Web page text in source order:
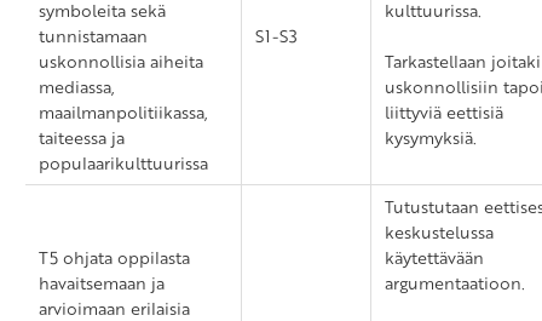
symboleita sekä
tunnistamaan
uskonnollisia aiheita
mediassa,
maailmanpolitiikassa,
taiteessa ja
populaarikulttuurissa
S1-S3
kulttuurissa.
Tarkastellaan
uskonnollisiin
liittyviä eettisiä
kysymyksiä.
T5 ohjata oppilasta
havaitsemaan ja
arvioimaan erilaisia
Tutustutaan
keskustelussa
käytettävään
argumentaatioon.